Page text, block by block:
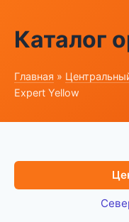
Каталог
Главная »
Expert Yellow